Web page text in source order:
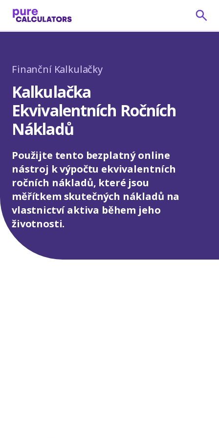
Finanční Kalkulačky
Kalkulačka
Ekvivalentních Ročních
Nákladů
Použijte tento bezplatný online
nástroj k výpočtu ekvivalentních
ročních nákladů, které jsou
měřítkem skutečných nákladů na
vlastnictví aktiva během jeho
životnosti.